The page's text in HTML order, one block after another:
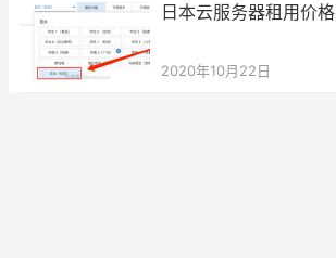
日本云服务器租用价格
2020年10月22日